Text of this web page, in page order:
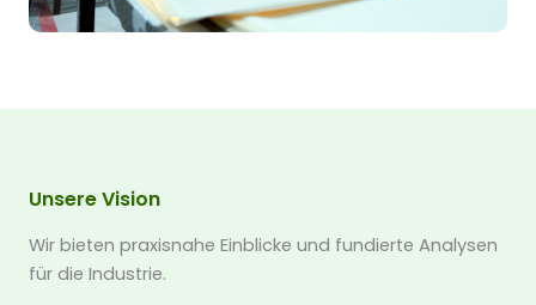
Unsere Vision
Wir bieten praxisnahe Einblicke und fundierte Analysen
für die Industrie.